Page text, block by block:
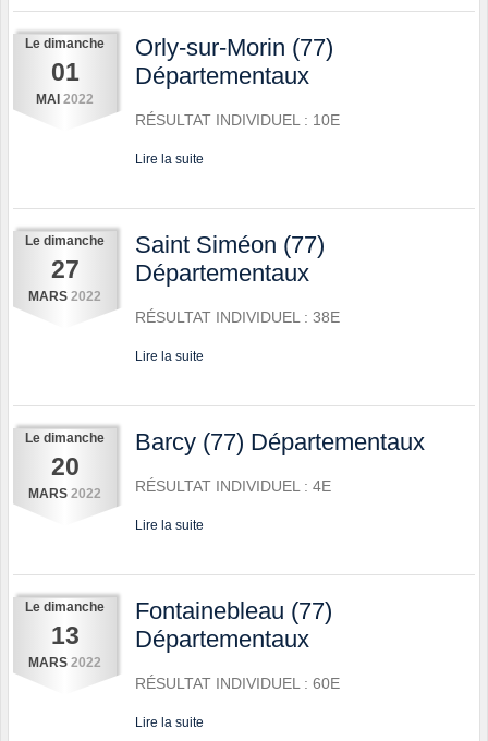
Le dimanche
01
MAI 2022
Orly-sur-Morin (77)
Départementaux
RÉSULTAT INDIVIDUEL : 10E
Lire la suite
Le dimanche
27
MARS 2022
Saint Siméon (77)
Départementaux
RÉSULTAT INDIVIDUEL : 38E
Lire la suite
Le dimanche
20
MARS 2022
Barcy (77) Départementaux
RÉSULTAT INDIVIDUEL : 4E
Lire la suite
Le dimanche
13
MARS 2022
Fontainebleau (77)
Départementaux
RÉSULTAT INDIVIDUEL : 60E
Lire la suite